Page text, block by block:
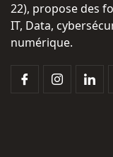
22), propose des
IT, Data,
numérique.